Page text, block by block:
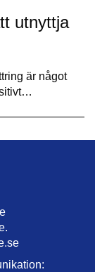
utnyttja
är något